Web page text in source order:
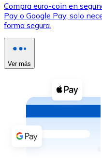
XRP
XRP
Ver todo
Compra
Comprar con efectivo
Transferencia SEPA
Compra euro-coin en
Pay o Google Pay, solo
forma segura.
Ver más